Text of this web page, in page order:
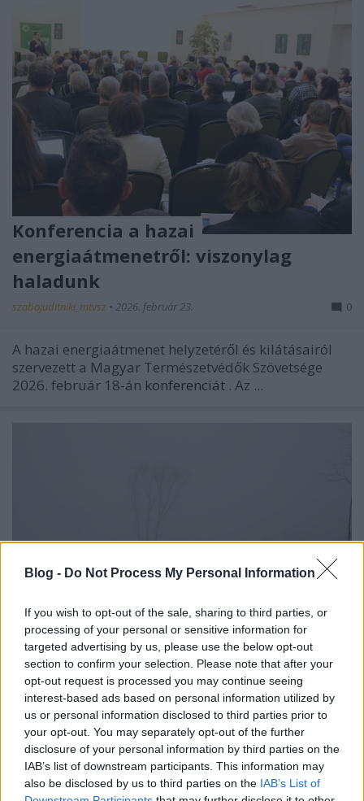
Blog - Do Not Process My Personal Information
If you wish to opt-out of the sale, sharing to third parties, or
processing of your personal or sensitive information for
targeted advertising by us, please use the below opt-out
section to confirm your selection. Please note that after your
opt-out request is processed you may continue seeing
interest-based ads based on personal information utilized by
us or personal information disclosed to third parties prior to
your opt-out. You may separately opt-out of the further
disclosure of your personal information by third parties on the
IAB’s list of downstream participants. This information may
also be disclosed by us to third parties on the IAB’s List of
Konferencia a hazai
energiaátmenetről: viszonylag
haladunk
szabojuditniki_mtvsz • 2026. február 23. 0
A hazai energiaátmenet helyzetéről és kilátásairól
szervezett a Magyar Természetvédők Szövetsége
2026. február 18-án konferenciát . Az ...
Az erdő nem faültetvény
Miért klímavédelmi zsákutca az erdők
„fiatalítása”?
Magyar Természetvédők Szövetsége•2026. február 13.
Tarvágás a Bükki Nemzeti Parkban